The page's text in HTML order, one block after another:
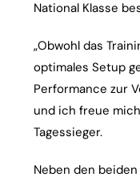
National Klasse
„Obwohl das
optimales Setup
Performance zur
und ich freue
Tagessieger.
Neben den